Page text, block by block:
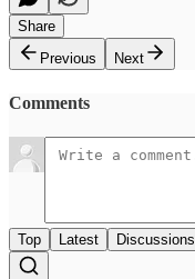
Share
Previous
Next
Comments
Top Latest Discussions